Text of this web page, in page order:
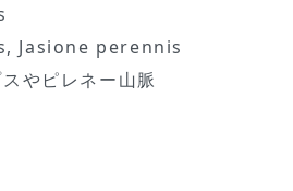
Jasione perennis
やピレネー山脈